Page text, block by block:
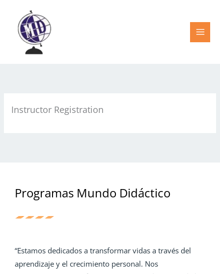
contenido
Instructor Registration
Programas Mundo Didáctico
“Estamos dedicados a transformar vidas a través del
aprendizaje y el crecimiento personal. Nos